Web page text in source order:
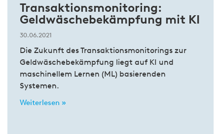
Transaktionsmonitoring:
Geldwäschebekämpfung mit KI
30.06.2021
Die Zukunft des Transaktionsmonitorings zur
Geldwäschebekämpfung liegt auf KI und
maschinellem Lernen (ML) basierenden
Systemen.
Weiterlesen »